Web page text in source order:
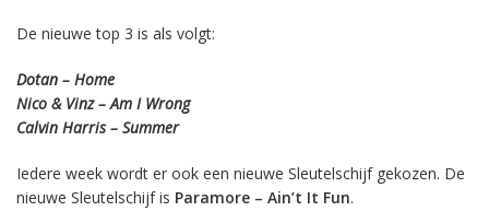
De nieuwe top 3 is als volgt:
Dotan – Home
Nico & Vinz – Am I Wrong
Calvin Harris – Summer
Iedere week wordt er ook een nieuwe Sleutelschijf gekozen. De
nieuwe Sleutelschijf is Paramore – Ain’t It Fun.